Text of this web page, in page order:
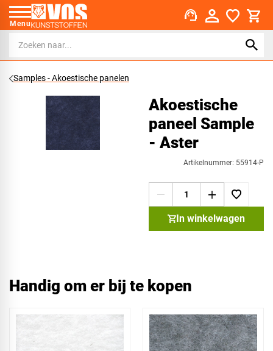
Menu support_agent
Samples - Akoestische panelen
Akoestische
paneel Sample
- Aster
Artikelnummer: 55914-P
In winkelwagen
Handig om er bij te kopen